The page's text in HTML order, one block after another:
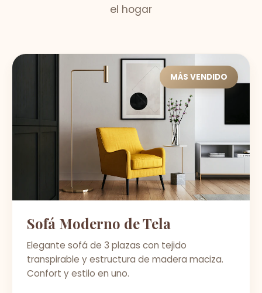
el hogar
MÁS VENDIDO
Sofá Moderno de Tela
Elegante sofá de 3 plazas con tejido
transpirable y estructura de madera maciza.
Confort y estilo en uno.